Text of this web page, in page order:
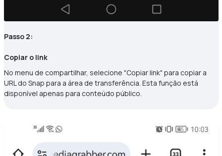
Passo 2:
Copiar o link
No menu de compartilhar, selecione "Copiar link" para copiar a
URL do Snap para a área de transferência. Esta função está
disponível apenas para conteúdo público.